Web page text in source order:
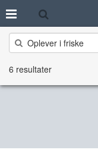
6 resultater